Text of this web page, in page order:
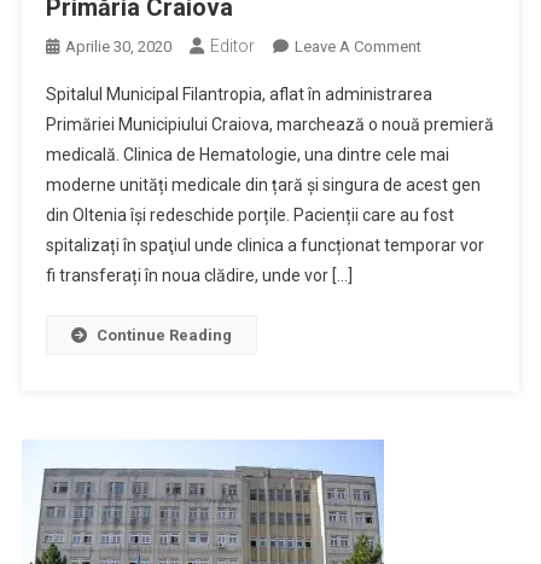
Primăria Craiova
Aprilie 30, 2020 Editor Leave A CommentOn
Clinică
De
Hematologie
Din
Oltenia,
Reabilitată
Spitalul Municipal Filantropia, aflat în administrarea
Primăriei Municipiului Craiova, marchează o nouă premieră
medicală. Clinica de Hematologie, una dintre cele mai
moderne unități medicale din țară și singura de acest gen
din Oltenia își redeschide porțile. Pacienții care au fost
spitalizați în spaţiul unde clinica a funcționat temporar vor
fi transferați în noua clădire, unde vor […]
Continue Reading